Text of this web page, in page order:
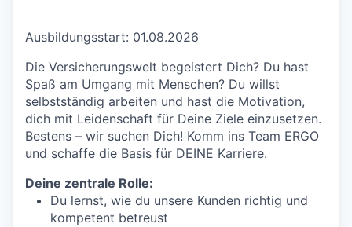
Ausbildungsstart: 01.08.2026
Die Versicherungswelt begeistert Dich? Du hast
Spaß am Umgang mit Menschen? Du willst
selbstständig arbeiten und hast die Motivation,
dich mit Leidenschaft für Deine Ziele einzusetzen.
Bestens – wir suchen Dich! Komm ins Team ERGO
und schaffe die Basis für DEINE Karriere.
Deine zentrale Rolle:
Du lernst, wie du unsere Kunden richtig und
kompetent betreust